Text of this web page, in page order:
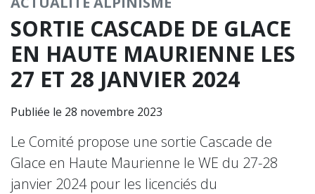
SORTIE CASCADE DE GLACE
EN HAUTE MAURIENNE LES
27 ET 28 JANVIER 2024
Publiée le 28 novembre 2023
Le Comité propose une sortie Cascade de
Glace en Haute Maurienne le WE du 27-28
janvier 2024 pour les licenciés du